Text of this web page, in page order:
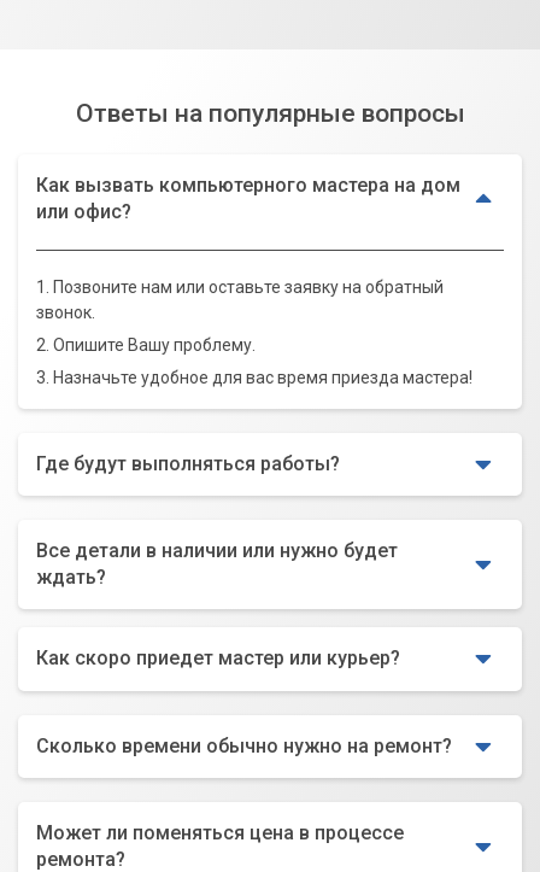
Ответы на популярные вопросы
Как вызвать компьютерного мастера на дом
или офис?
1. Позвоните нам или оставьте заявку на обратный
звонок.
2. Опишите Вашу проблему.
3. Назначьте удобное для вас время приезда мастера!
Где будут выполняться работы?
Все детали в наличии или нужно будет
ждать?
Как скоро приедет мастер или курьер?
Сколько времени обычно нужно на ремонт?
Может ли поменяться цена в процессе
ремонта?